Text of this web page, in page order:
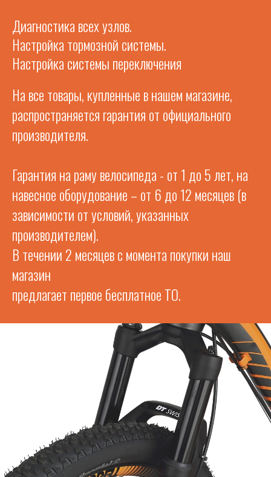
Диагностика всех узлов.
Настройка тормозной системы.
Настройка системы переключения
На все товары, купленные в нашем магазине,
распространяется гарантия от официального
производителя.
Гарантия на раму велосипеда - от 1 до 5 лет, на
навесное оборудование – от 6 до 12 месяцев (в
зависимости от условий, указанных
производителем).
В течении 2 месяцев с момента покупки наш
магазин
предлагает первое бесплатное ТО.